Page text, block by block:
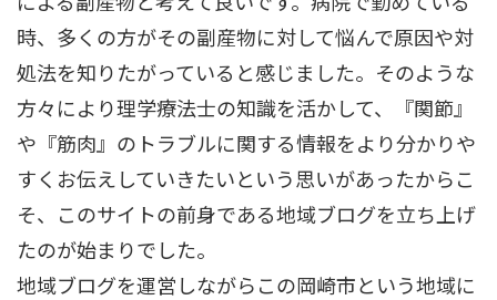
時、多くの方がその副産物に対して悩んで原因や対
処法を知りたがっていると感じました。そのような
方々により理学療法士の知識を活かして、『関節』
や『筋肉』のトラブルに関する情報をより分かりや
すくお伝えしていきたいという思いがあったからこ
そ、このサイトの前身である地域ブログを立ち上げ
たのが始まりでした。
地域ブログを運営しながらこの岡崎市という地域に